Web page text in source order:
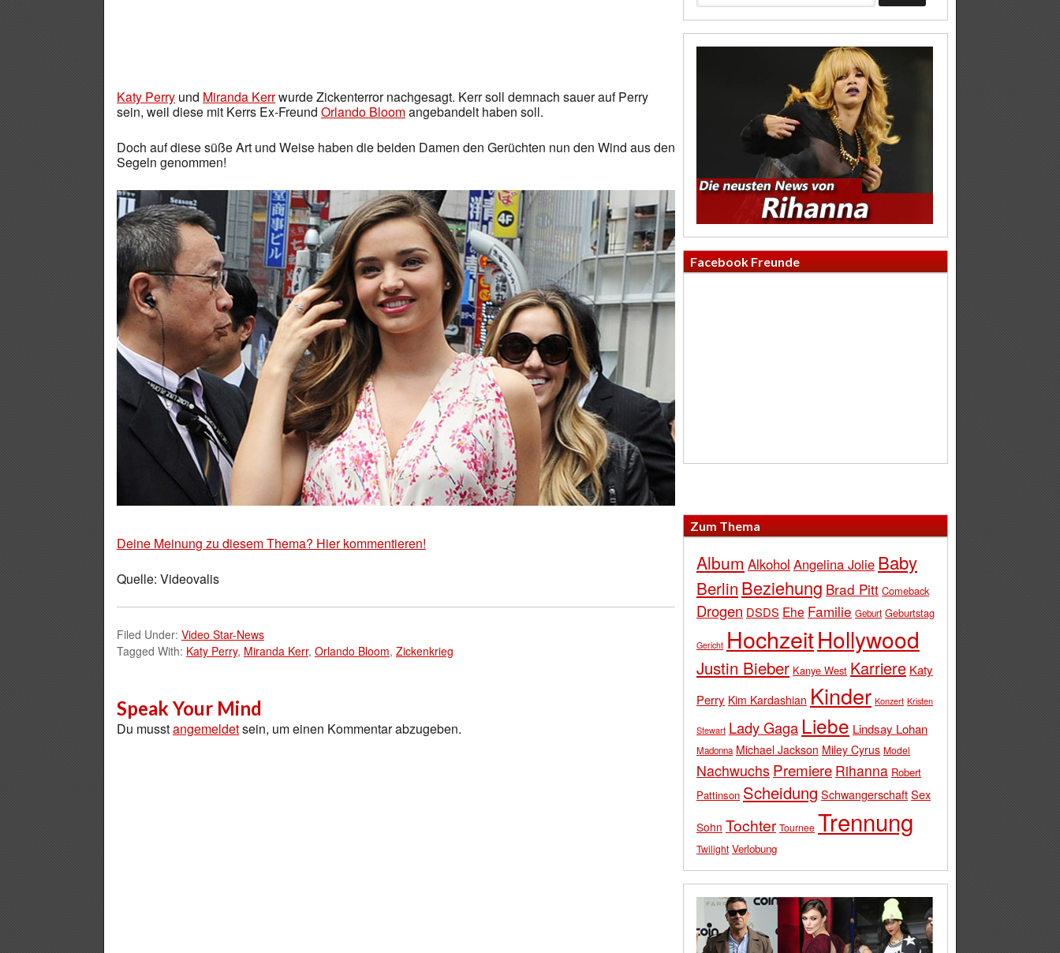
Katy Perry und Miranda Kerrwurde Zickenterror nachgesagt. Kerr soll demnach sauer auf Perry
sein, weil diese mit Kerrs Ex-Freund Orlando Bloomangebandelt haben soll.
Doch auf diese süße Art und Weise haben die beiden Damen den Gerüchten nun den Wind aus den
Segeln genommen!
Deine Meinung zu diesem Thema? Hier kommentieren!
Quelle: Videovalis
Filed Under: Video Star-News
Tagged With: Katy Perry, Miranda Kerr, Orlando Bloom, Zickenkrieg
Speak Your Mind
Du musstangemeldetsein, um einen Kommentar abzugeben.
Facebook Freunde
Zum Thema
Album Alkohol Angelina Jolie Baby
Berlin Beziehung Brad Pitt Comeback
Drogen DSDS Ehe Familie Geburt Geburtstag
Gericht HochzeitHollywood
Justin Bieber Kanye West Karriere Katy
Perry Kim Kardashian Kinder Konzert Kristen
Stewart Lady Gaga Liebe Lindsay Lohan
Madonna Michael Jackson Miley Cyrus Model
Nachwuchs Premiere Rihanna Robert
Pattinson Scheidung SchwangerschaftSex
Sohn Tochter Tournee Trennung
Twilight Verlobung